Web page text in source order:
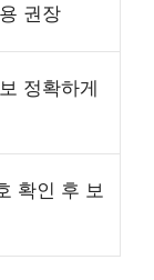
권장
정확하게
확인 후 보